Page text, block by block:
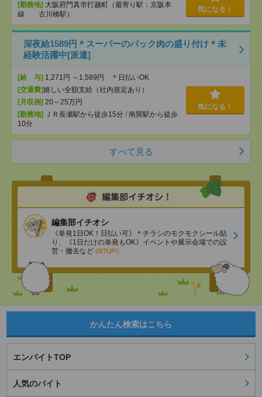
[勤務地] 大阪府門真市打越町（最寄り駅：京阪本
線 古川橋駅）
気になる！
深夜給1589円＊スーパーのパック肉の盛り付け＊未
経験活躍中[派遣]
[給 与] 1,271円 ～1,589円 ＊日払いOK
[交通費]嬉しい全額支給（社内規定あり）
[月収例] 20～25万円
[勤務地]
ＪＲ長瀬駅から徒歩15分 / 南巽駅から徒歩
10分
気になる！
すべて見る
編集部イチオシ
《単発1日OK！日払い可》＊チラシのモクモクシール貼
り、《1日だけの単発もOK》イベントや展示会場での設
営・撤去など (8/7UP!)
かんたん検索はこちら
エンバイトTOP
人気のバイト